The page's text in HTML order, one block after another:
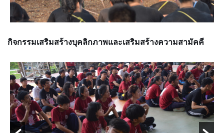
กิจกรรมเสริมสร้างบุคลิกภาพและเสริมสร้างความสามัคคี